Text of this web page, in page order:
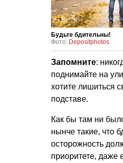
Будьте бдительны!
Фото: Depositphotos
Запомните:
поднимайте на
хотите лишиться
подставе.
Как бы там ни
нынче такие, что
осторожность
приоритете, даже